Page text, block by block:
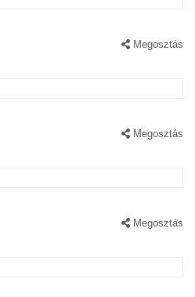
Megosztás
Megosztás
Megosztás